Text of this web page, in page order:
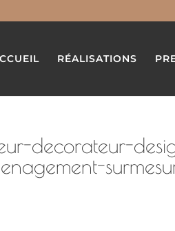
RÉALISATIONS
decorateur-